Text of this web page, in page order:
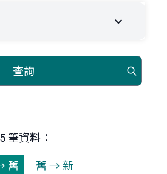
查詢
筆資料：
舊 舊 → 新